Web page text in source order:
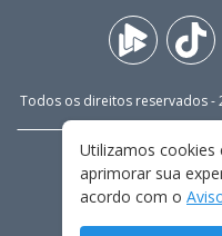
Todos os direitos reservados -
FALE
TERMOS E
Utilizamos cookies
aprimorar sua
acordo com o